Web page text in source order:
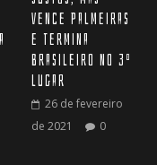
vence Palmeiras
e termina
Brasileiro no 3º
lugar
26 de fevereiro
de 2021
0